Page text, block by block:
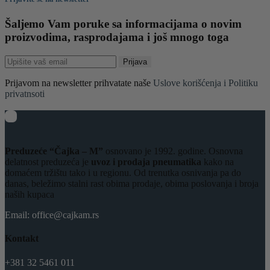
Šaljemo Vam poruke sa informacijama o novim
proizvodima, rasprodajama i još mnogo toga
Prijava
Prijavom na newsletter prihvatate naše Uslove korišćenja i Politiku
privatnsoti
Preduzeće “Čajka – M” osnovano je 1992. godine. Osnovna
delatnost preduzeća je uvoz i prodaja pneumatika kako na
domaćem tržištu tako i u regionu. Od trenutka osnivanja pa do
danas, beležimo stalni rast obima prodaje, obima poslovanja i broja
naših kupaca
Email: office@cajkam.rs
Kontakt
+381 32 5461 011